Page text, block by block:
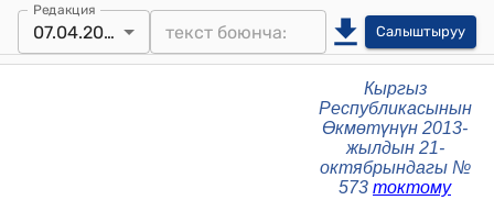
Редакция
07.04.2025 Салыштыруу